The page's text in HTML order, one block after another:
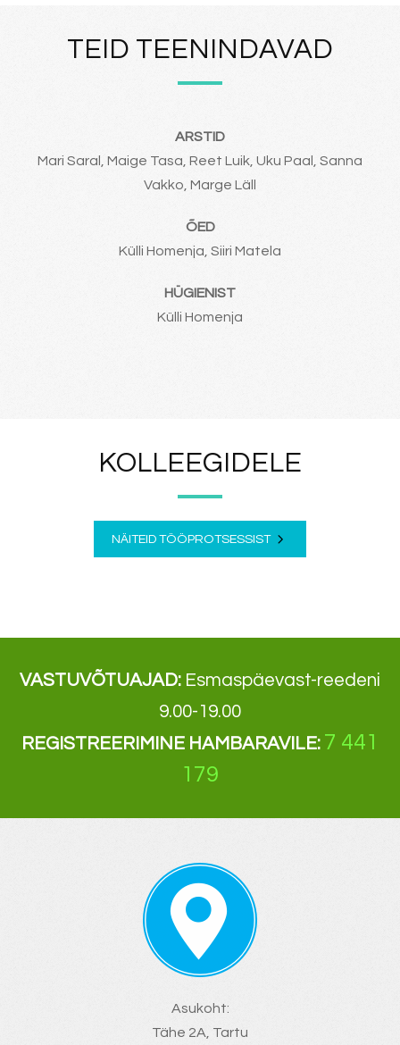
TEID TEENINDAVAD
ARSTID
Mari Saral, Maige Tasa, Reet Luik, Uku Paal, Sanna
Vakko, Marge Läll
ÕED
Külli Homenja, Siiri Matela
HÜGIENIST
Külli Homenja
KOLLEEGIDELE
NÄITEID TÖÖPROTSESSIST
VASTUVÕTUAJAD: Esmaspäevast-reedeni
9.00-19.00
REGISTREERIMINE HAMBARAVILE: 7 441
179
Asukoht:
Tähe 2A, Tartu